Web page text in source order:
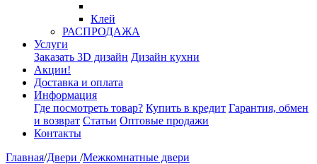
Клей
РАСПРОДАЖА
Услуги
Заказать 3D дизайн Дизайн кухни
Акции!
Доставка и оплата
Информация
Где посмотреть товар? Купить в кредит Гарантия, обмен
и возврат Статьи Оптовые продажи
Контакты
Главная/Двери /Межкомнатные двери